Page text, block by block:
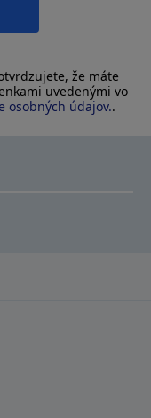
že máte
uvedenými vo
osobných údajov..